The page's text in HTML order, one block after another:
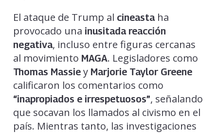
El ataque de Trump al cineastaha
provocado una inusitada reacción
negativa, incluso entre figuras cercanas
al movimiento MAGA. Legisladores como
Thomas Massiey Marjorie Taylor Greene
calificaron los comentarios como
“inapropiados e irrespetuosos”, señalando
que socavan los llamados al civismo en el
país. Mientras tanto, las investigaciones